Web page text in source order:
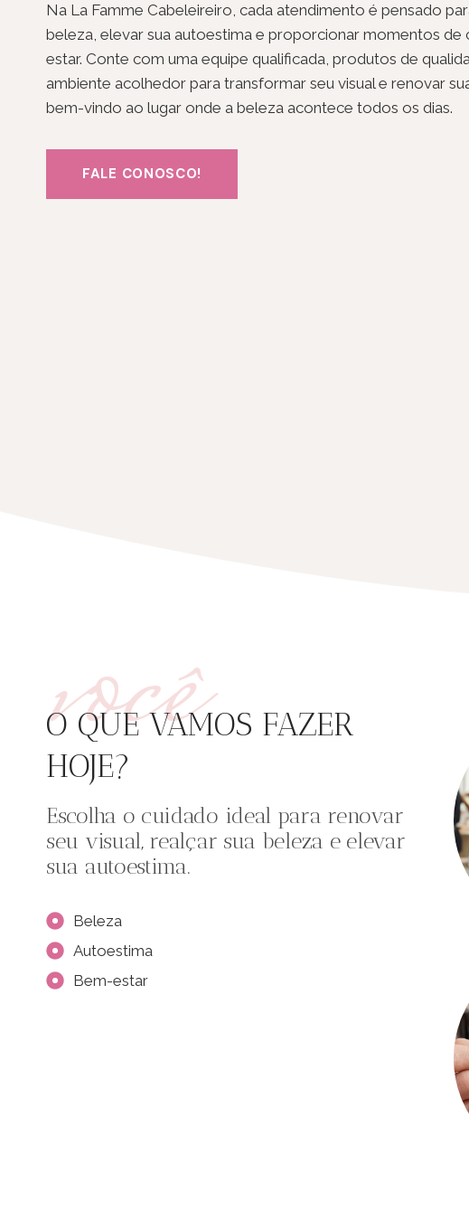
Na La Famme Cabeleireiro, cada atendimento é pensado
beleza, elevar sua autoestima e proporcionar momentos de
estar. Conte com uma equipe qualificada, produtos de
ambiente acolhedor para transformar seu visual e renovar
bem-vindo ao lugar onde a beleza acontece todos os dias.
FALE CONOSCO!
você
O QUE VAMOS FAZER
HOJE?
Escolha o cuidado ideal para renovar
seu visual, realçar sua beleza e elevar
sua autoestima.
Beleza
Autoestima
Bem-estar